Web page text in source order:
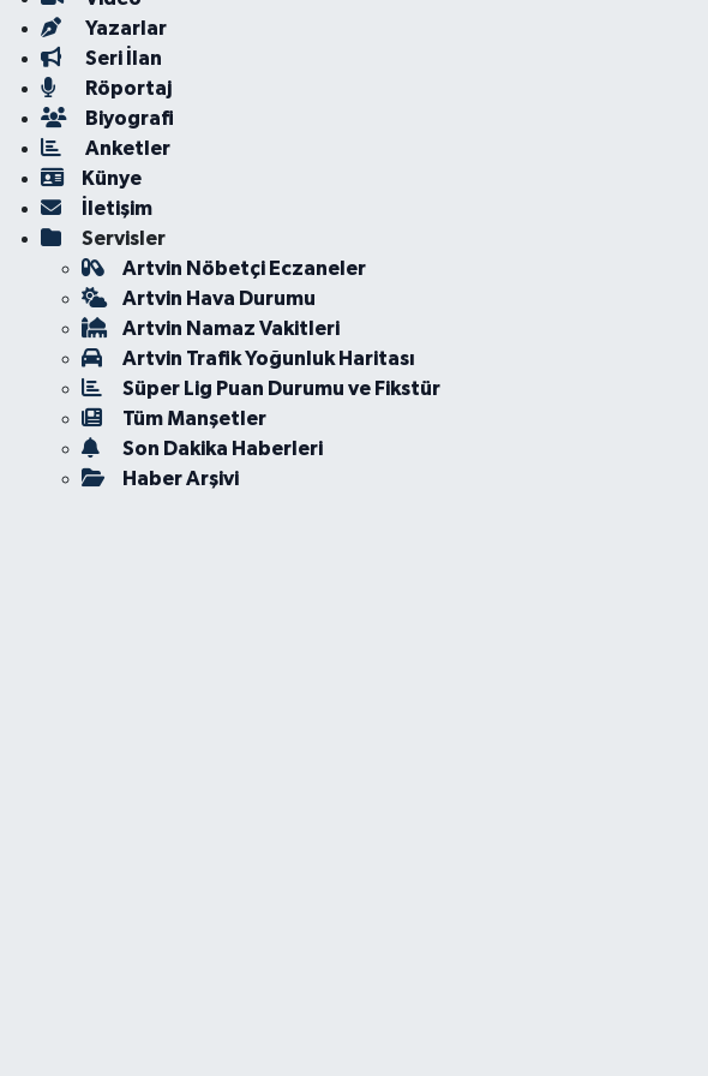
Yazarlar
Seri İlan
Röportaj
Biyografi
Anketler
Künye
İletişim
Servisler
Artvin Nöbetçi Eczaneler
Artvin Hava Durumu
Artvin Namaz Vakitleri
Artvin Trafik Yoğunluk Haritası
Süper Lig Puan Durumu ve Fikstür
Tüm Manşetler
Son Dakika Haberleri
Haber Arşivi